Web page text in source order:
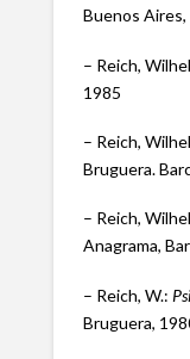
Buenos Aires,
– Reich,
1985
– Reich,
Bruguera.
– Reich,
Anagrama,
– Reich, W.:
Bruguera,